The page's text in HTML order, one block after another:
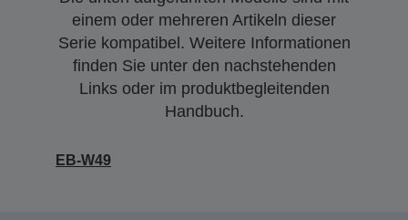
einem oder mehreren Artikeln dieser
Serie kompatibel. Weitere Informationen
finden Sie unter den nachstehenden
Links oder im produktbegleitenden
Handbuch.
EB-W49